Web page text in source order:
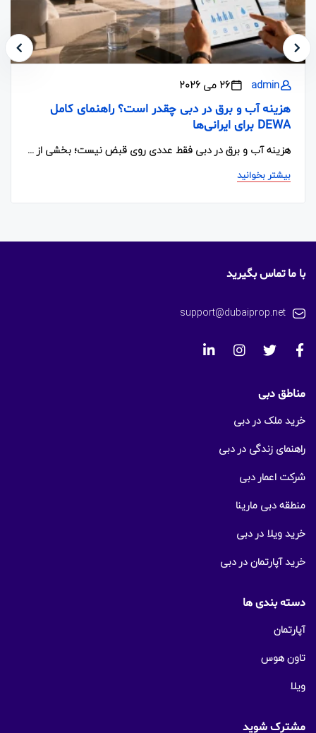
admin 26 می 2026
هزینه آب و برق در دبی چقدر است؟ راهنمای کامل
DEWA برای ایرانی‌ها
هزینه آب و برق در دبی فقط عددی روی قبض نیست؛ بخشی از ...
بیشتر بخوانید
با ما تماس بگیرید
support@dubaiprop.net
مناطق دبی
خرید ملک در دبی
راهنمای زندگی در دبی
شرکت اعمار دبی
منطقه دبی مارینا
خرید ویلا در دبی
خرید آپارتمان در دبی
دسته بندی ها
آپارتمان
تاون هوس
ویلا
مشترک شوید